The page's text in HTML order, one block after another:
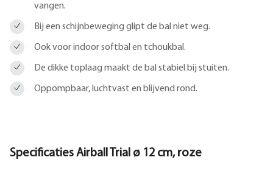
vangen.
Bij een schijnbeweging glipt de bal niet weg.
Ook voor indoor softbal en tchoukbal.
De dikke toplaag maakt de bal stabiel bij stuiten.
Oppompbaar, luchtvast en blijvend rond.
Specificaties Airball Trial ø 12 cm, roze